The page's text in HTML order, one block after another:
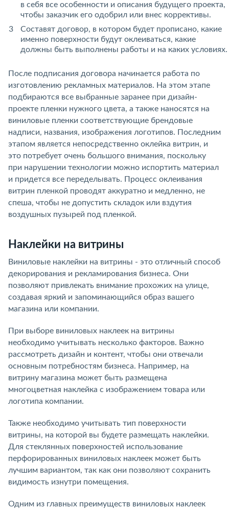
в себя все особенности и описания будущего проекта,
чтобы заказчик его одобрил или внес коррективы.
Составят договор, в котором будет прописано, какие
именно поверхности будут оклеиваться, какие
должны быть выполнены работы и на каких условиях.
После подписания договора начинается работа по
изготовлению рекламных материалов. На этом этапе
подбираются все выбранные заранее при дизайн-
проекте пленки нужного цвета, а также наносятся на
виниловые пленки соответствующие брендовые
надписи, названия, изображения логотипов. Последним
этапом является непосредственно оклейка витрин, и
это потребует очень большого внимания, поскольку
при нарушении технологии можно испортить материал
и придется все переделывать. Процесс оклеивания
витрин пленкой проводят аккуратно и медленно, не
спеша, чтобы не допустить складок или вздутия
воздушных пузырей под пленкой.
Наклейки на витрины
Виниловые наклейки на витрины - это отличный способ
декорирования и рекламирования бизнеса. Они
позволяют привлекать внимание прохожих на улице,
создавая яркий и запоминающийся образ вашего
магазина или компании.
При выборе виниловых наклеек на витрины
необходимо учитывать несколько факторов. Важно
рассмотреть дизайн и контент, чтобы они отвечали
основным потребностям бизнеса. Например, на
витрину магазина может быть размещена
многоцветная наклейка с изображением товара или
логотипа компании.
Также необходимо учитывать тип поверхности
витрины, на которой вы будете размещать наклейки.
Для стеклянных поверхностей использование
перфорированных виниловых наклеек может быть
лучшим вариантом, так как они позволяют сохранить
видимость изнутри помещения.
Одним из главных преимуществ виниловых наклеек